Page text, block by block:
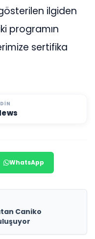
ilgiden
programın
sertifika
WhatsApp
Caniko